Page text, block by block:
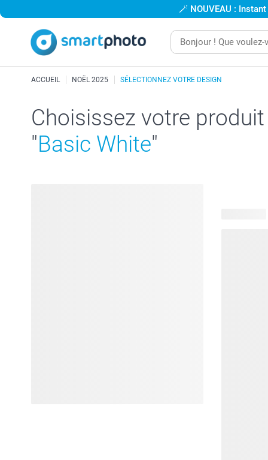
🪄 NOUVEAU :
ACCUEIL NOËL 2025 SÉLECTIONNEZ VOTRE DESIGN
Choisissez votre
"Basic White"